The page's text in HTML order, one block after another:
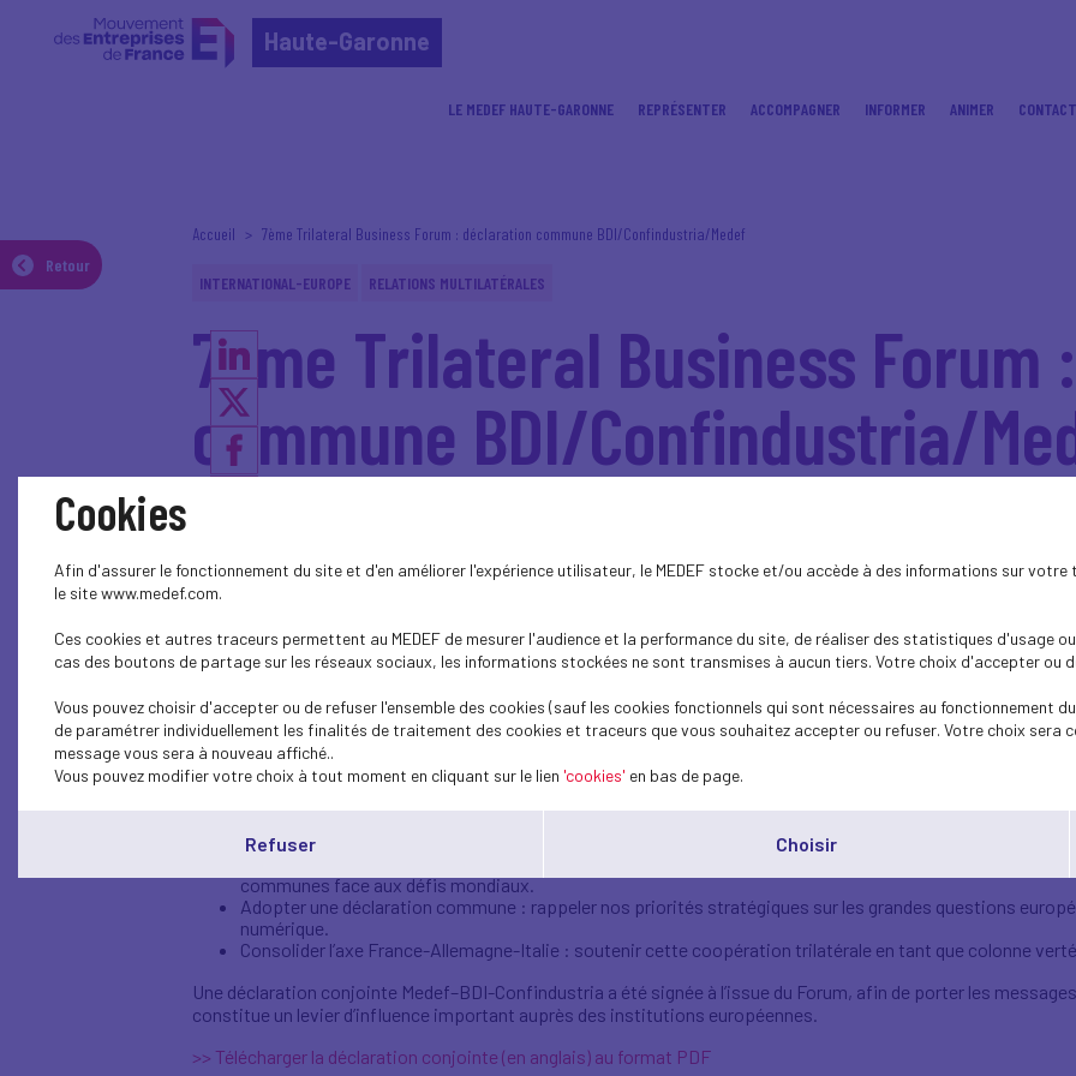
Haute-Garonne
LE MEDEF HAUTE-GARONNE REPRÉSENTER ACCOMPAGNER INFORMER ANIMER CONTACT
Retour
Accueil 7ème Trilateral Business Forum : déclaration commune BDI/Confindustria/Medef
INTERNATIONAL-EUROPE RELATIONS MULTILATÉRALES
7ème Trilateral Business Forum
commune BDI/Confindustria/
septième édition du Forum économique trilatéral, à un moment clé
désindustrialisation au sein de l’UE est plus élevé que jamais.
L’Europe ne peut plus se permettre de prendre davantage de retard face aux États-Unis et à la Chine et doit
aux mesures
technologies essentielles à ses intérêts stratégiques.
C’est dans ce contexte que l’édition 2025 du Forum a retenu comme thème de travaux : «
l'Europe : combler l'écart de compétitivité dans les principales chaînes de valeur industrielles
Renforcer l’influence européenne : permettre un dialogue direct entre chefs d’entreprises français,
communes face aux défis mondiaux.
Adopter une déclaration commune : rappeler nos priorités stratégiques sur les grandes questions
numérique.
Consolider l’axe France-Allemagne-Italie : soutenir cette coopération trilatérale en tant que colonne
Une déclaration conjointe Medef–BDI-Confindustria a été signée à l’issue du Forum, afin de porter les
constitue un levier d’influence important auprès des institutions européennes.
>> Télécharger la déclaration conjointe (en anglais) au format PDF
Cookies
Afin d'assurer le fonctionnement du site et d'en améliorer l'expérience utilisateur, le MEDEF stocke et/ou accède à des informations sur
le site www.medef.com.
Ces cookies et autres traceurs permettent au MEDEF de mesurer l'audience et la performance du site, de réaliser des statistiques d'usage
cas des boutons de partage sur les réseaux sociaux, les informations stockées ne sont transmises à aucun tiers. Votre choix d'accepter
Vous pouvez choisir d'accepter ou de refuser l'ensemble des cookies (sauf les cookies fonctionnels qui sont nécessaires au fonctionnement
de paramétrer individuellement les finalités de traitement des cookies et traceurs que vous souhaitez accepter ou refuser. Votre choix sera
message vous sera à nouveau affiché..
Vous pouvez modifier votre choix à tout moment en cliquant sur le lien 'cookies' en bas de page.
Refuser Choisir